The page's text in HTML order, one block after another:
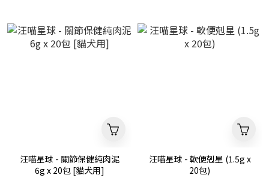
汪喵星球 - 關節保健純肉泥
6g x 20包 [貓犬用]
汪喵星球 - 軟便剋星 (1.5g x
20包)